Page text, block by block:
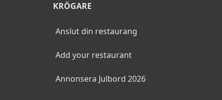
KRÖGARE
Anslut din restaurang
Add your restaurant
Annonsera Julbord 2026